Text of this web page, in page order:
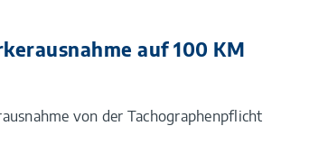
auf 100 KM
von der Tachographenpflicht